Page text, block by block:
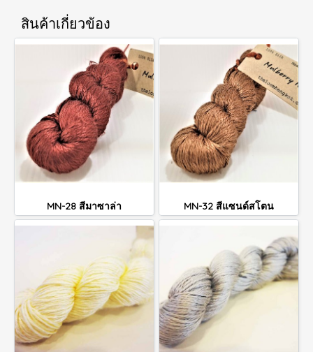
สินค้าเกี่ยวข้อง
MN-28 สีมาซาล่า MN-32 สีแซนด์สโตน